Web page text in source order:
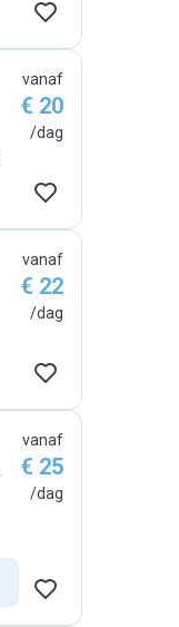
vanaf
€ 20
/dag
vanaf
€ 22
/dag
vanaf
€ 25
/dag